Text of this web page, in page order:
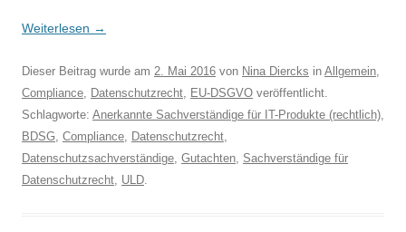
Weiterlesen →
Dieser Beitrag wurde am 2. Mai 2016 von Nina Diercks in Allgemein,
Compliance, Datenschutzrecht, EU-DSGVO veröffentlicht.
Schlagworte: Anerkannte Sachverständige für IT-Produkte (rechtlich),
BDSG, Compliance, Datenschutzrecht,
Datenschutzsachverständige, Gutachten, Sachverständige für
Datenschutzrecht, ULD.